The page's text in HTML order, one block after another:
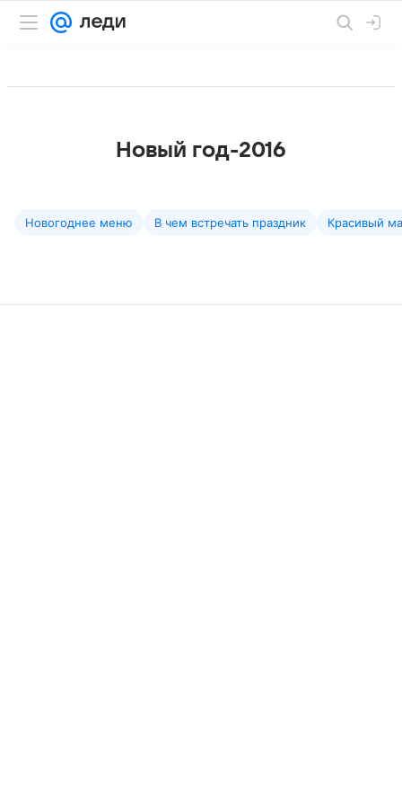
Новый год-2016
Новогоднее меню В чем встречать праздник Красивый